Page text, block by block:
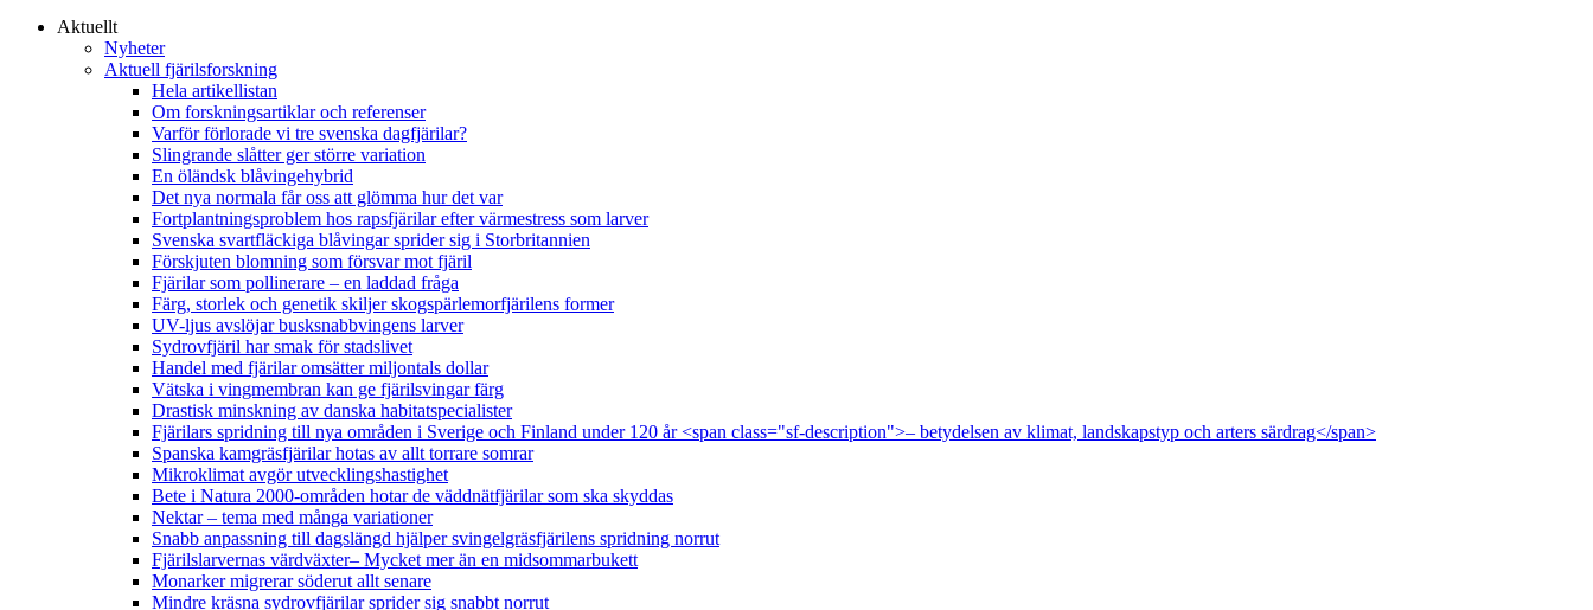
Aktuellt
Nyheter
Aktuell fjärilsforskning
Hela artikellistan
Om forskningsartiklar och referenser
Varför förlorade vi tre svenska dagfjärilar?
Slingrande slåtter ger större variation
En öländsk blåvingehybrid
Det nya normala får oss att glömma hur det var
Fortplantningsproblem hos rapsfjärilar efter värmestress som larver
Svenska svartfläckiga blåvingar sprider sig i Storbritannien
Förskjuten blomning som försvar mot fjäril
Fjärilar som pollinerare – en laddad fråga
Färg, storlek och genetik skiljer skogspärlemorfjärilens former
UV-ljus avslöjar busksnabbvingens larver
Sydrovfjäril har smak för stadslivet
Handel med fjärilar omsätter miljontals dollar
Vätska i vingmembran kan ge fjärilsvingar färg
Drastisk minskning av danska habitatspecialister
Fjärilars spridning till nya områden i Sverige och Finland under 120 år <span class="sf-description">– betydelsen av klimat, landskapstyp och arters särdrag</span>
Spanska kamgräsfjärilar hotas av allt torrare somrar
Mikroklimat avgör utvecklingshastighet
Bete i Natura 2000-områden hotar de väddnätfjärilar som ska skyddas
Nektar – tema med många variationer
Snabb anpassning till dagslängd hjälper svingelgräsfjärilens spridning norrut
Fjärilslarvernas värdväxter– Mycket mer än en midsommarbukett
Monarker migrerar söderut allt senare
Mindre kräsna sydrovfjärilar sprider sig snabbt norrut